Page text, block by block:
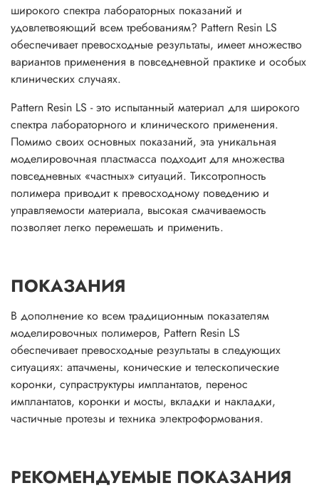
широкого спектра лабораторных показаний и
удовлетвояющий всем требованиям? Pattern Resin LS
обеспечивает превосходные результаты, имеет множество
вариантов применения в повседневной практике и особых
клинических случаях.
Pattern Resin LS - это испытанный материал для широкого
спектра лабораторного и клинического применения.
Помимо своих основных показаний, эта уникальная
моделировочная пластмасса подходит для множества
повседневных «частных» ситуаций. Тиксотропность
полимера приводит к превосходному поведению и
управляемости материала, высокая смачиваемость
позволяет легко перемешать и применить.
ПОКАЗАНИЯ
В дополнение ко всем традиционным показателям
моделировочных полимеров, Pattern Resin LS
обеспечивает превосходные результаты в следующих
ситуациях: аттачмены, конические и телескопические
коронки, супраструктуры имплантатов, перенос
имплантатов, коронки и мосты, вкладки и накладки,
частичные протезы и техника электроформования.
РЕКОМЕНДУЕМЫЕ ПОКАЗАНИЯ